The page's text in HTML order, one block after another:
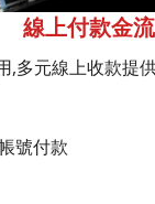
線上付款金流
,多元線上收款提
號付款